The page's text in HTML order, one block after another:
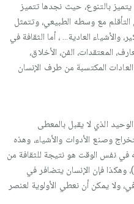
بالتنوع، حيث نجدها تتميز
التأقلم مع وسطه الطبيعي، وتتمثل
العادية… ، أما الثقافة في
المعتقدات، الفن، الأخلاق،
والعادات المكتسبة من طرف الإنسان
الذي لا يقبل بالمعطى
وصنع الأدوات والأشياء، وهذه
في نفس الوقت هو نتيجة للثقافة من
وهكذا فإن الإنسان يتضافر في
ولا يمكن أن نعطي الأولوية لعنصر